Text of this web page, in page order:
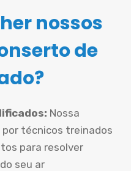
nossos
de
Nossa
técnicos treinados
para resolver
seu ar